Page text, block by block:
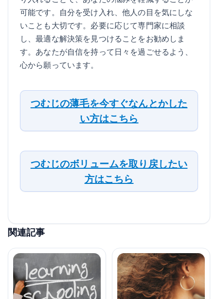
可能です。自分を受け入れ、他人の目を気にしな
いことも大切です。必要に応じて専門家に相談
し、最適な解決策を見つけることをお勧めしま
す。あなたが自信を持って日々を過ごせるよう、
心から願っています。
つむじの薄毛を今すぐなんとかした
い方はこちら
つむじのボリュームを取り戻したい
方はこちら
関連記事